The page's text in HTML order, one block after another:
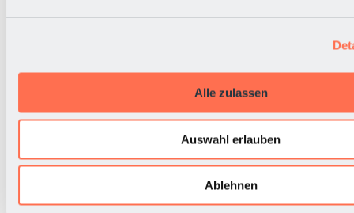
Alle zulassen
Auswahl erlauben
Ablehnen
Zurück